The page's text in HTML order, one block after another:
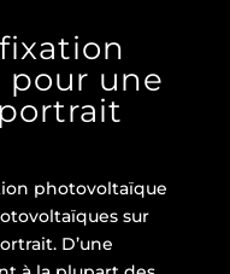
une
photovoltaïque
sur
D’une